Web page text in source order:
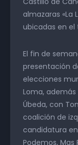
almazaras «La
ubicadas en el
El fin de
presentación
elecciones
Loma,
Úbeda, con
coalición de
candidatura en
Podemos, Mas